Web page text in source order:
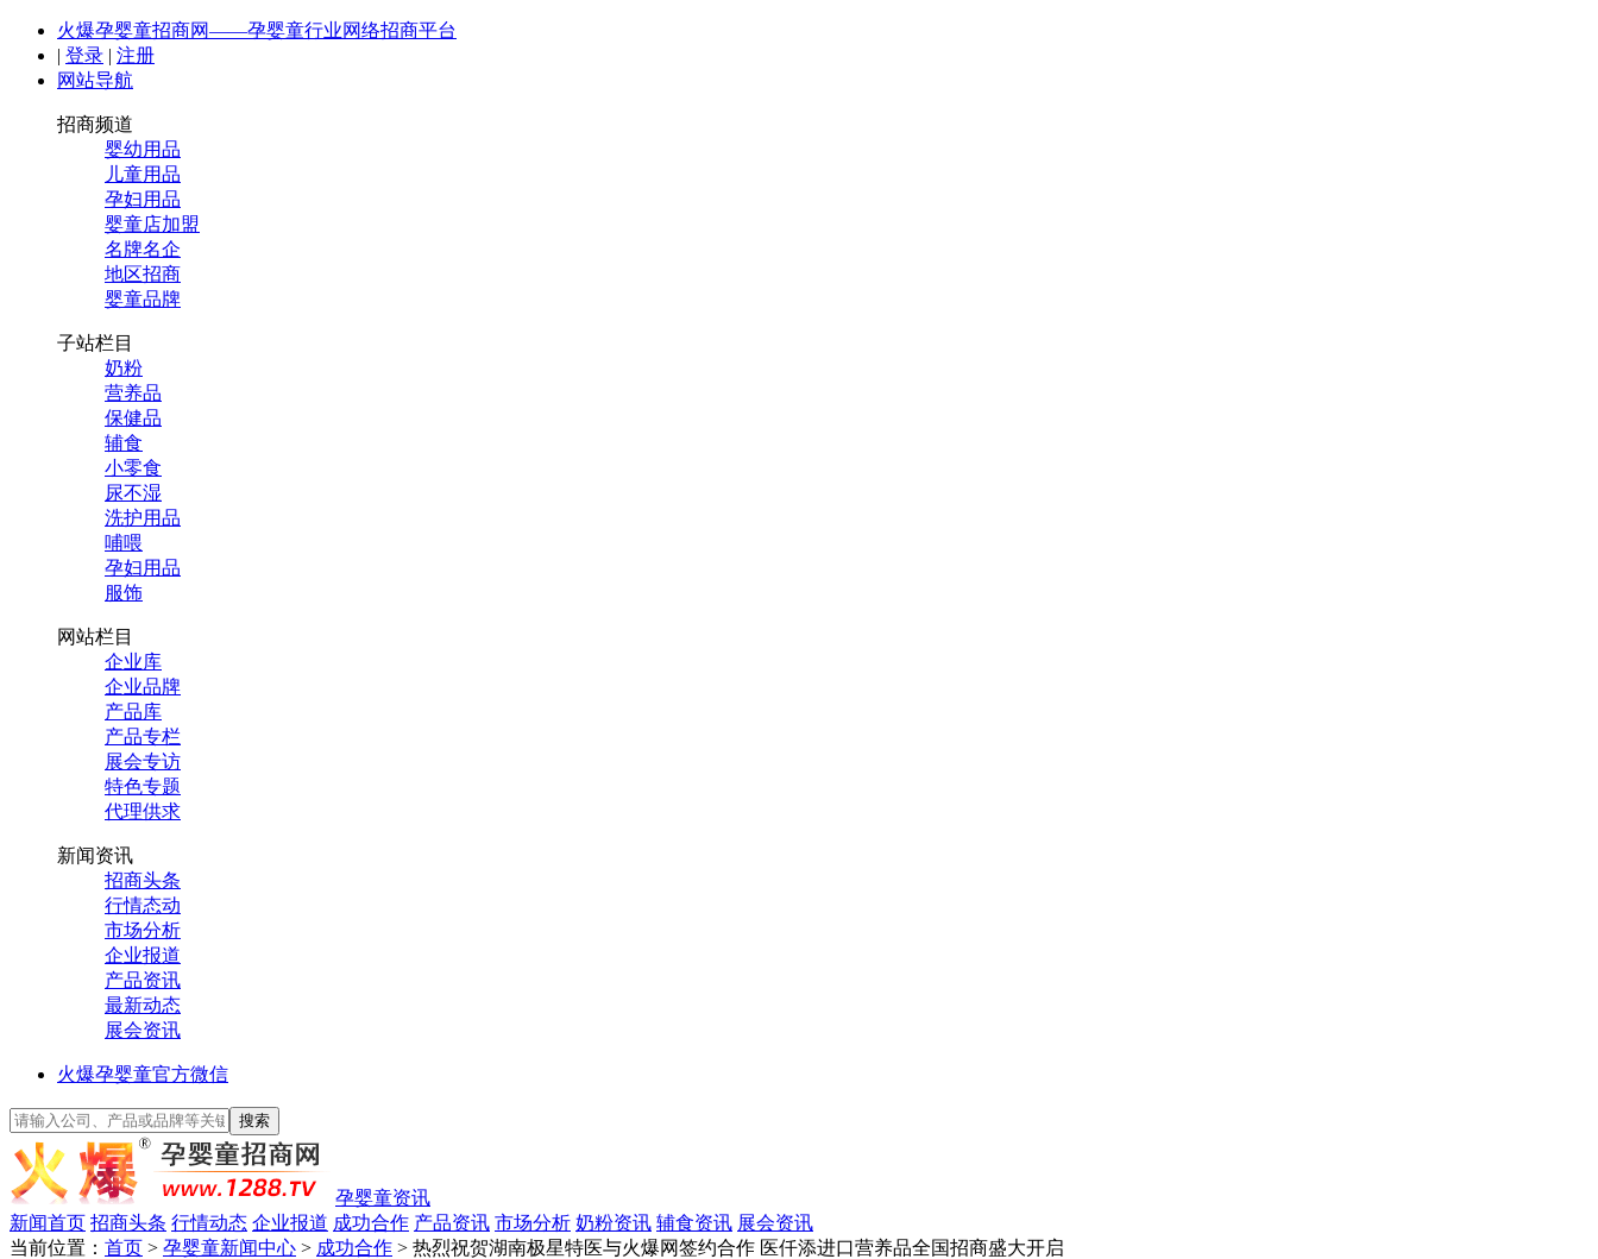
火爆孕婴童招商网——孕婴童行业网络招商平台
| 登录 | 注册
网站导航
招商频道
婴幼用品
儿童用品
孕妇用品
婴童店加盟
名牌名企
地区招商
婴童品牌
子站栏目
奶粉
营养品
保健品
辅食
小零食
尿不湿
洗护用品
哺喂
孕妇用品
服饰
网站栏目
企业库
企业品牌
产品库
产品专栏
展会专访
特色专题
代理供求
新闻资讯
招商头条
行情态动
市场分析
企业报道
产品资讯
最新动态
展会资讯
火爆孕婴童官方微信
孕婴童资讯
新闻首页 招商头条 行情动态 企业报道 成功合作 产品资讯 市场分析 奶粉资讯 辅食资讯 展会资讯
当前位置： 首页 > 孕婴童新闻中心 > 成功合作 > 热烈祝贺湖南极星特医与火爆网签约合作 医仟添进口营养品全国招商盛大开启